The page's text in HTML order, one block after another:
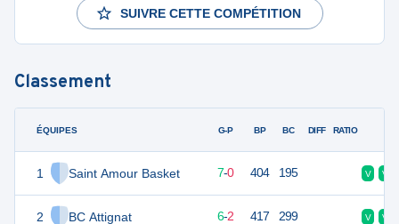
SUIVRE CETTE COMPÉTITION
Classement
ÉQUIPES
1 Saint Amour Basket
2 BC Attignat
G-P BP BC DIFF RATIO
14 7-0 404 195 V V
6-2 417 299 V V